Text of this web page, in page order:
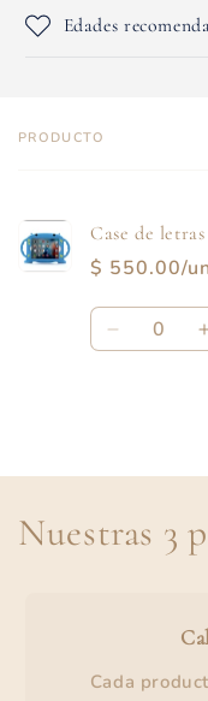
Edades
Tu
PRODUCTO
Case de
$ 550.00/
Cantidad
Reducir
Nuestras 3
Cada